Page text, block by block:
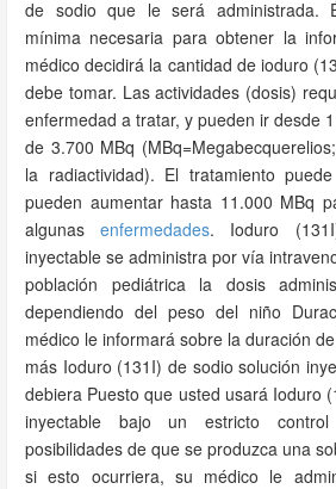
de sodio que le será administrada.
mínima necesaria para obtener la
médico decidirá la cantidad de ioduro
debe tomar. Las actividades (dosis)
enfermedad a tratar, y pueden ir desde
de 3.700 MBq
la radiactividad). El tratamiento
pueden aumentar hasta 11.000 MBq
algunasenfermedades. Ioduro
inyectable se administra por vía
población pediátrica la dosis
dependiendo del peso del niño
médico le informará sobre la duración
más Ioduro (131I) de sodio solución
debiera Puesto que usted usará Ioduro
inyectable bajo un estricto
posibilidades de que se produzca una
si esto ocurriera, su médico le